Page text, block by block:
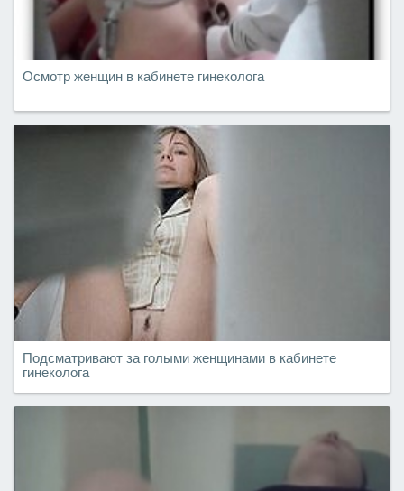
Осмотр женщин в кабинете гинеколога
Подсматривают за голыми женщинами в кабинете
гинеколога